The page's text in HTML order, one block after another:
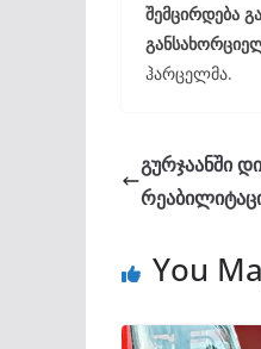
შემცირდება
ჰარცელმა.
გურჯაანში
You